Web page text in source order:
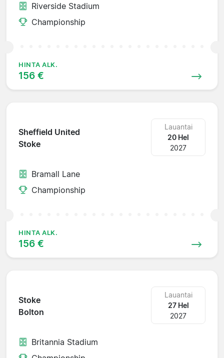
Riverside Stadium
Championship
HINTA ALK.
156 €
Sheffield United
Stoke
Lauantai
20 Hel
2027
Bramall Lane
Championship
HINTA ALK.
156 €
Stoke
Bolton
Lauantai
27 Hel
2027
Britannia Stadium